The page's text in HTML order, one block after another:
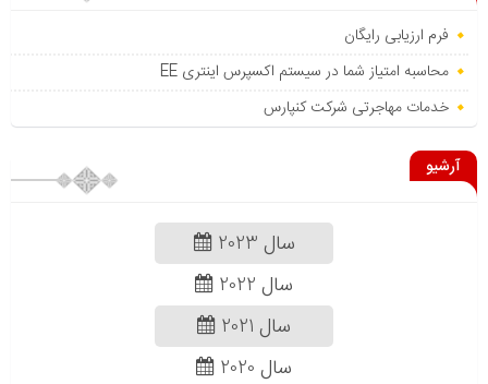
فرم ارزیابی رایگان
محاسبه امتیاز شما در سیستم اکسپرس اینتری EE
خدمات مهاجرتی شرکت کنپارس
آرشیو
سال 2023
سال 2022
سال 2021
سال 2020